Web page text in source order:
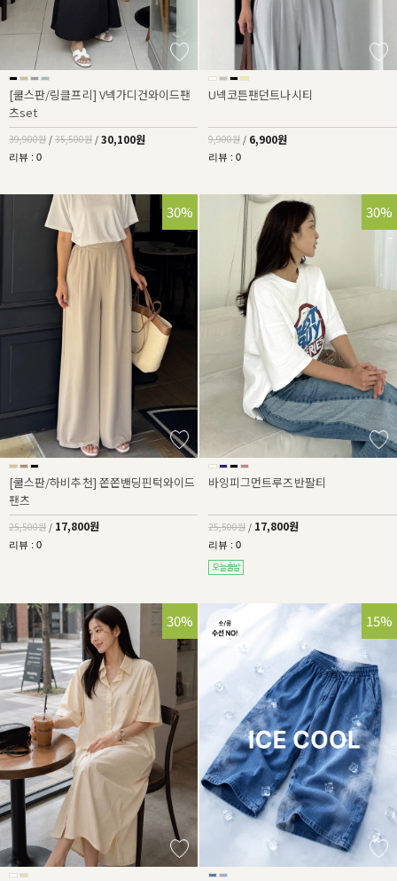
[쿨스판/링클프리] V넥가디건와이드팬
츠set
39,900원 / 35,500원 / 30,100원
리뷰 : 0
U넥코튼팬던트나시티
9,900원 / 6,900원
리뷰 : 0
30%
[쿨스판/하비추천] 쫀쫀밴딩핀턱와이드
팬츠
25,500원 / 17,800원
리뷰 : 0
30%
바잉피그먼트루즈반팔티
25,500원 / 17,800원
리뷰 : 0
30% 32%
15%